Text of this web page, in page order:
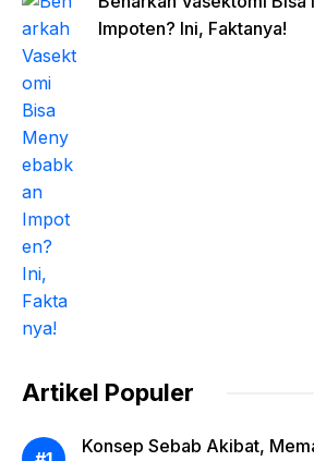
Impoten? Ini, Faktanya!
Artikel Populer
Konsep Sebab Akibat,